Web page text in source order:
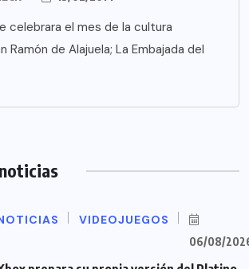
celebrara el mes de la cultura
Ramón de Alajuela; La Embajada del
VIDEOJUEGOS
06/08/